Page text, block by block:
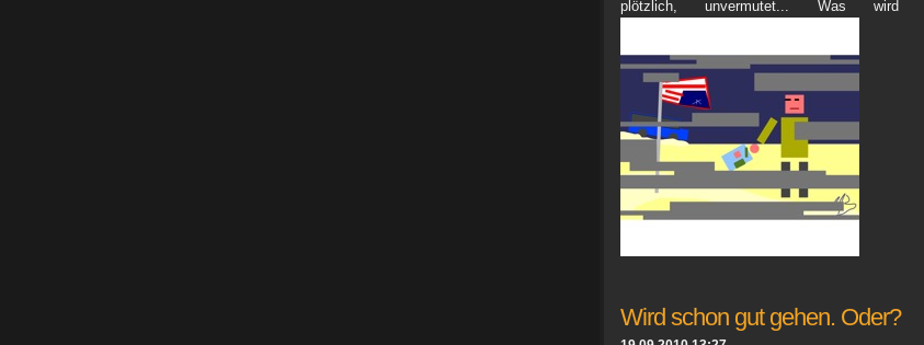
plötzlich, unvermutet... Was
Wird schon gut gehen. Oder?